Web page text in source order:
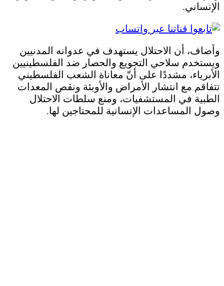
الإنساني.
وأضاف، أن الاحتلال يستهدف في عدوانه المدنيين
ويستخدم سلاحي التجويع والحصار ضد الفلسطينيين
الأبرياء، مشددًا على أنّ معاناة الشعب الفلسطيني
تتفاقم مع انتشار الأمراض والأوبئة ونقص المعدات
الطبية في المستشفيات، ومنع سلطات الاحتلال
وصول المساعدات الإنسانية للمحتاجين لها.